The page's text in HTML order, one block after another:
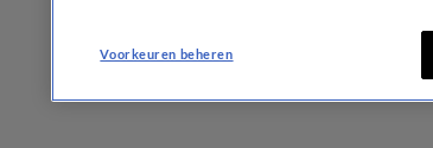
Voorkeuren beheren